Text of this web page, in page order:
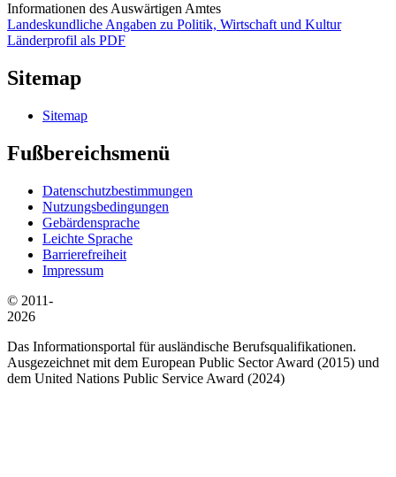
Informationen des Auswärtigen Amtes
Landeskundliche Angaben zu Politik, Wirtschaft und Kultur
Länderprofil als PDF
Sitemap
Sitemap
Fußbereichsmenü
Datenschutzbestimmungen
Nutzungsbedingungen
Gebärdensprache
Leichte Sprache
Barrierefreiheit
Impressum
© 2011-
2026
Das Informationsportal für ausländische Berufsqualifikationen.
Ausgezeichnet mit dem European Public Sector Award (2015) und
dem United Nations Public Service Award (2024)